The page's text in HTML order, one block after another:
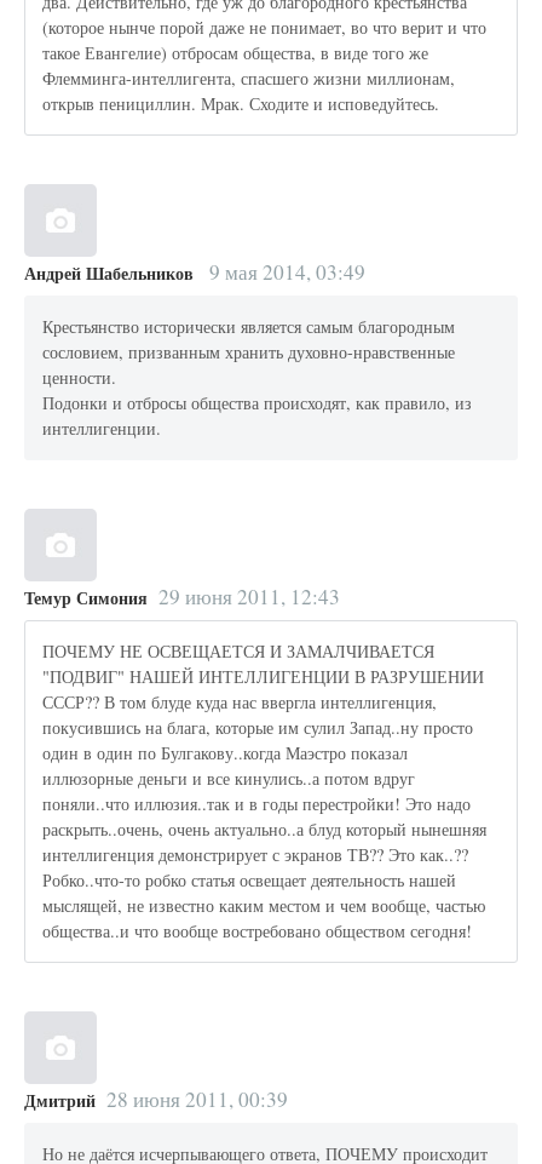
(которое нынче порой даже не понимает, во что верит и что
такое Евангелие) отбросам общества, в виде того же
Флемминга-интеллигента, спасшего жизни миллионам,
открыв пенициллин. Мрак. Сходите и исповедуйтесь.
Андрей Шабельников 9 мая 2014, 03:49
Крестьянство исторически является самым благородным
сословием, призванным хранить духовно-нравственные
ценности.
Подонки и отбросы общества происходят, как правило, из
интеллигенции.
Темур Симония 29 июня 2011, 12:43
ПОЧЕМУ НЕ ОСВЕЩАЕТСЯ И ЗАМАЛЧИВАЕТСЯ
"ПОДВИГ" НАШЕЙ ИНТЕЛЛИГЕНЦИИ В РАЗРУШЕНИИ
СССР?? В том блуде куда нас ввергла интеллигенция,
покусившись на блага, которые им сулил Запад..ну просто
один в один по Булгакову..когда Маэстро показал
иллюзорные деньги и все кинулись..а потом вдруг
поняли..что иллюзия..так и в годы перестройки! Это надо
раскрыть..очень, очень актуально..а блуд который нынешняя
интеллигенция демонстрирует с экранов ТВ?? Это как..??
Робко..что-то робко статья освещает деятельность нашей
мыслящей, не известно каким местом и чем вообще, частью
общества..и что вообще востребовано обществом сегодня!
Дмитрий 28 июня 2011, 00:39
Но не даётся исчерпывающего ответа, ПОЧЕМУ происходит